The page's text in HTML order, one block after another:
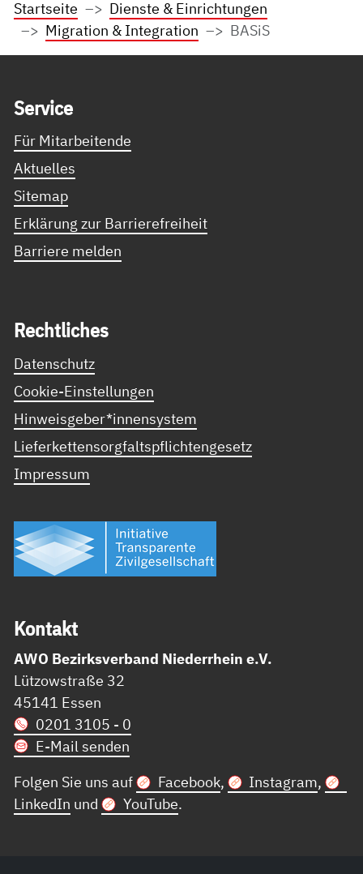
Startseite
Dienste & Einrichtungen
Migration & Integration
BASiS
Ser­vice
Für Mitarbeitende
Aktuelles
Sitemap
Erklärung zur Barrierefreiheit
Barriere melden
Recht­li­ches
Datenschutz
Cookie-Einstellungen
Hinweisgeber*innensystem
Lieferkettensorgfaltspflichtengesetz
Impressum
Kon­takt
AWO Bezirksverband Niederrhein e.V.
Lützowstraße 32
45141 Essen
0201 3105 - 0
E-Mail senden
Folgen Sie uns auf
Facebook, Instagram,
LinkedIn und YouTube.